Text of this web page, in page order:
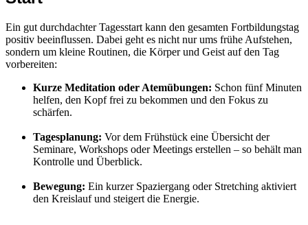
Ein gut durchdachter Tagesstart kann den gesamten Fortbildungstag
positiv beeinflussen. Dabei geht es nicht nur ums frühe Aufstehen,
sondern um kleine Routinen, die Körper und Geist auf den Tag
vorbereiten:
Kurze Meditation oder Atemübungen: Schon fünf Minuten
helfen, den Kopf frei zu bekommen und den Fokus zu
schärfen.
Tagesplanung: Vor dem Frühstück eine Übersicht der
Seminare, Workshops oder Meetings erstellen – so behält man
Kontrolle und Überblick.
Bewegung: Ein kurzer Spaziergang oder Stretching aktiviert
den Kreislauf und steigert die Energie.